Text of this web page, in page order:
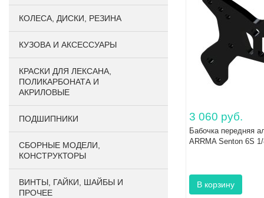
КОЛЕСА, ДИСКИ, РЕЗИНА
КУЗОВА И АКСЕССУАРЫ
КРАСКИ ДЛЯ ЛЕКСАНА,
ПОЛИКАРБОНАТА И
АКРИЛОВЫЕ
ПОДШИПНИКИ
CБОРНЫЕ МОДЕЛИ,
КОНСТРУКТОРЫ
ВИНТЫ, ГАЙКИ, ШАЙБЫ И
ПРОЧЕЕ
3 060 руб.
Бабочка передняя
ARRMA Senton 6S